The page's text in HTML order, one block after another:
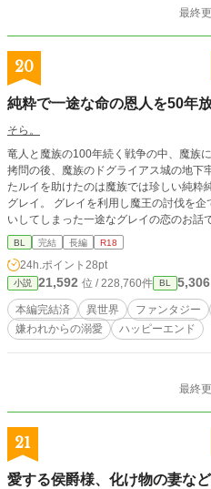
かなんなのか徐々に距離を詰めてこられて
最終
20
純粋で一途な命の恩人を50年
そら。
竜人と魔族の100年続く戦争の中、魔族
拷問の後、魔族のドグライアス城の地下
たルイを助けたのは魔族では珍しい純粋
グレイ。 グレイを利用し魔王の討伐を企てる魔族嫌いの竜人ルイとルイに片想
いしてしまった一途なグレイの恋のお話です。 お気に入り、エールあ
ございます！励みになります！ ふわふわ
頑張りますのでよろしくお願いします(^
めました。 登場人物 グレイ コウモリ魔族 ドグライアス城の雑用係 ８０歳くら
い（人間年齢 ２０歳前後） 黒髪、金の瞳 ルインハルト・クラウド（通
イ） 竜人 アスディア国竜人聖騎士師団
雪のような水色、瞳は夜明けの夜空色（グレイ談） ルーフ
アス看守係 魔王 ドグライアスの王 ジルド バジリスク魔族 残虐非道な性格 気
ロン・シェン 竜人聖騎士副師団長 黒
ヤルブルーの瞳が自慢 ルイより２０歳
し生意気 常に感情の読めない笑顔でいる リリィ・ロバーツ 人間 ７１歳 農家
の女性。誰とでも隔たりなく接している
の恋愛相談相手。 ディアルド・クラウド 竜人 クラウド公爵家当主、ルイの
父。 竜人聖騎士団総括司令官。 公爵家
BL 完結 長編 R18
24h.ポイント 28pt
小説 21,592 位 / 228,760件 BL 5,306
本編完結済 異世界 ファンタジー
嫌われからの溺愛
ハッピーエンド
最終
21
愛する侯爵様、化け物の妻な